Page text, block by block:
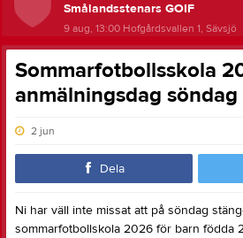
Smålandsstenars GOIF
9 aug, 13:00 Hofgårdsvallen 1, Sävsjö
Sommarfotbollsskola
anmälningsdag
2 jun
Dela
Ni har väll inte missat att på söndag
sommarfotbollskola 2026 för barn födda